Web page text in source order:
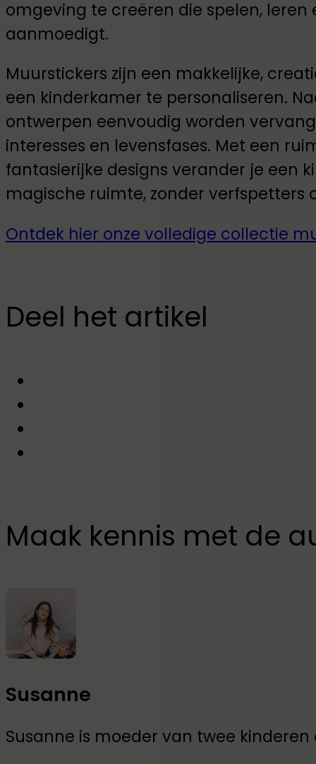
omgeving te creëren die spelen, leren
aanmoedigt.
Muurstickers zijn een makkelijke,
een kinderkamer te personaliseren.
ontwerpen eenvoudig worden
interesses en levensfases. Met een
fantasierijke designs verander je een
magische ruimte, zonder verfspetters
Ontdek hier onze volledige collectie
Deel het artikel
Maak kennis met de
Susanne
Susanne is moeder van twee